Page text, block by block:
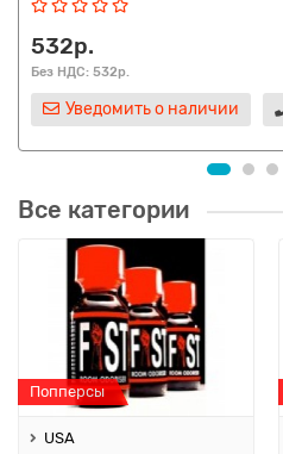
532р.
Без НДС: 532р.
Уведомить о наличии
Все категории
Попперсы
USA